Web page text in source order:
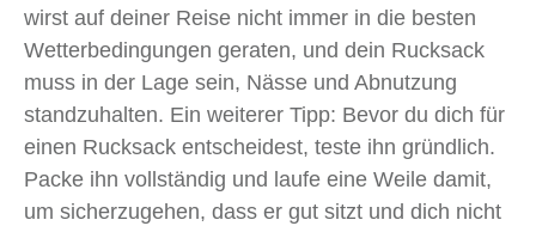
wirst auf deiner Reise nicht immer in die besten
Wetterbedingungen geraten, und dein Rucksack
muss in der Lage sein, Nässe und Abnutzung
standzuhalten. Ein weiterer Tipp: Bevor du dich für
einen Rucksack entscheidest, teste ihn gründlich.
Packe ihn vollständig und laufe eine Weile damit,
um sicherzugehen, dass er gut sitzt und dich nicht